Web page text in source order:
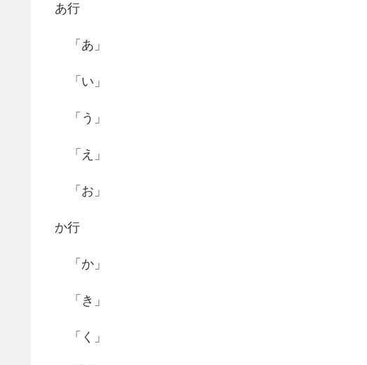
あ行
「あ」
「い」
「う」
「え」
「お」
か行
「か」
「き」
「く」